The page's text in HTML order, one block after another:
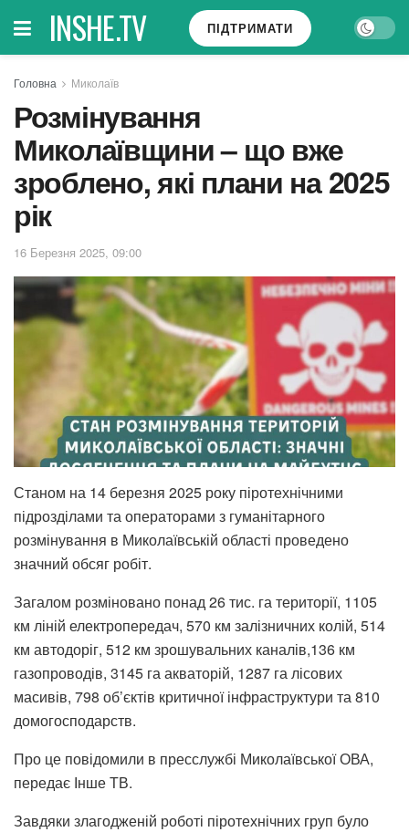
INSHE.TV ПІДТРИМАТИ
Головна Миколаїв
Розмінування
Миколаївщини – що вже
зроблено, які плани на 2025
рік
16 Березня 2025, 09:00
Станом на 14 березня 2025 року піротехнічними
підрозділами та операторами з гуманітарного
розмінування в Миколаївській області проведено
значний обсяг робіт.
Загалом розміновано понад 26 тис. га території, 1105
км ліній електропередач, 570 км залізничних колій, 514
км автодоріг, 512 км зрошувальних каналів,136 км
газопроводів, 3145 га акваторій, 1287 га лісових
масивів, 798 об’єктів критичної інфраструктури та 810
домогосподарств.
Про це повідомили в пресслужбі Миколаївської ОВА,
передає Інше ТВ.
Завдяки злагодженій роботі піротехнічних груп було